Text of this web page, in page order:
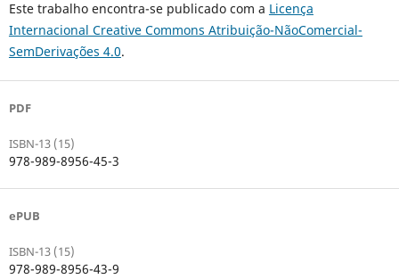
Este trabalho encontra-se publicado com a Licença
Internacional Creative Commons Atribuição-NãoComercial-
SemDerivações 4.0.
PDF
ISBN-13 (15)
978-989-8956-45-3
ePUB
ISBN-13 (15)
978-989-8956-43-9